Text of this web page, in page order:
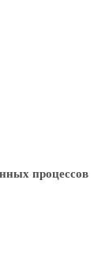
процессов